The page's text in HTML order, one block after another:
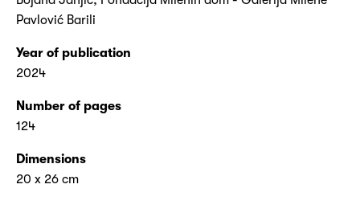
Pavlović Barili
Year of publication
2024
Number of pages
124
Dimensions
20 x 26 cm